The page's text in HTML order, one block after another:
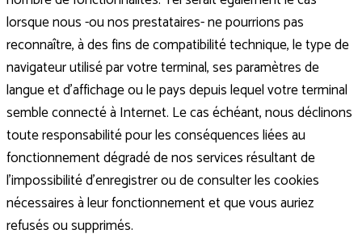
lorsque nous -ou nos prestataires- ne pourrions pas
reconnaître, à des fins de compatibilité technique, le type de
navigateur utilisé par votre terminal, ses paramètres de
langue et d’affichage ou le pays depuis lequel votre terminal
semble connecté à Internet. Le cas échéant, nous déclinons
toute responsabilité pour les conséquences liées au
fonctionnement dégradé de nos services résultant de
l’impossibilité d’enregistrer ou de consulter les cookies
nécessaires à leur fonctionnement et que vous auriez
refusés ou supprimés.